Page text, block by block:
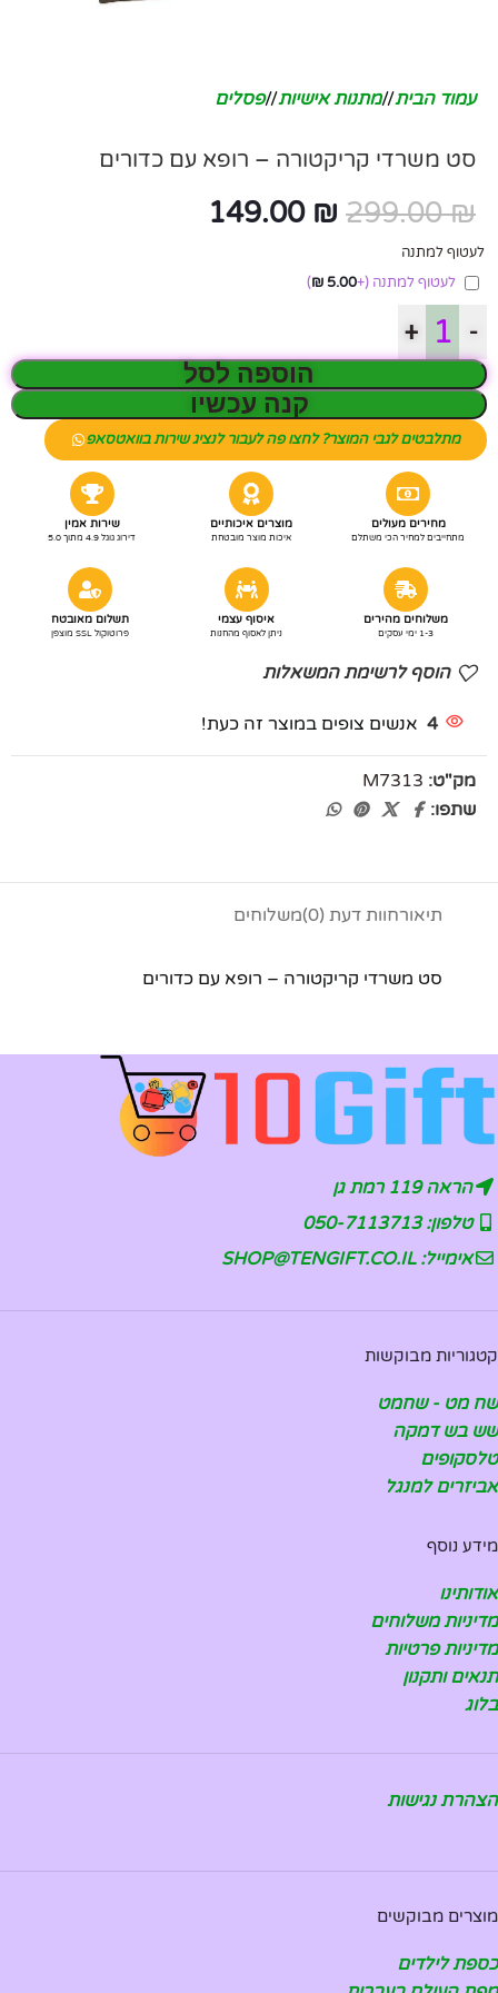
עמוד הבית/ מתנות אישיות/ פסלים
סט משרדי קריקטורה – רופא עם כדורים
299.00₪
149.00 ₪
לעטוף למתנה
לעטוף למתנה (+
5.00
₪
)
-
+
הוספה לסל
קנה עכשיו
מתלבטים לגבי המוצר? לחצו פה לעבור לנציג שירות בוואטסאפ
מחירים מעולים
מתחייבים למחיר הכי משתלם
מוצרים איכותיים
איכות מוצר מובטחת
שירות אמין
דירוג גוגל 4.9 מתוך 5.0
משלוחים מהירים
1-3 ימי עסקים
איסוף עצמי
ניתן לאסוף מהחנות
תשלום מאובטח
פרוטוקול SSL מוצפן
הוסף לרשימת המשאלות
4 אנשים צופים במוצר זה כעת!
מק"ט: M7313
שתפו:
תיאורחוות דעת (0) משלוחים
סט משרדי קריקטורה – רופא עם כדורים
הראה 119 רמת גן
טלפון: 050-7113713
אימייל: SHOP@TENGIFT.CO.IL
קטגוריות מבוקשות
שח מט - שחמט
שש בש דמקה
טלסקופים
אביזרים למנגל
מידע נוסף
אודותינו
מדיניות משלוחים
מדיניות פרטיות
תנאים ותקנון
בלוג
הצהרת נגישות
מוצרים מבוקשים
כספת לילדים